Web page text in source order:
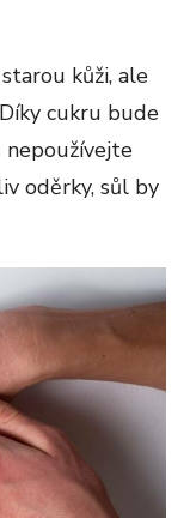
kůži, ale
cukru bude
nepoužívejte
oděrky, sůl by